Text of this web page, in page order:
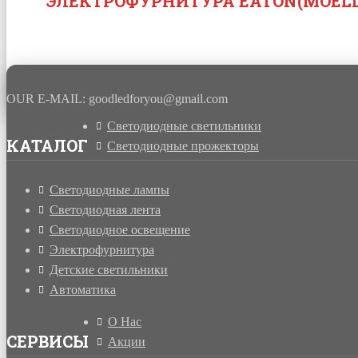
OUR E-MAIL: goodledforyou@gmail.cоm
КАТАЛОГ
Светодиодные светильники
Светодиодные прожекторы
Светодиодные лампы
Светодиодная лента
Светодиодное освещение
Электрофурнитура
Детские светильники
Автоматика
СЕРВИСЫ
О Нас
Акции